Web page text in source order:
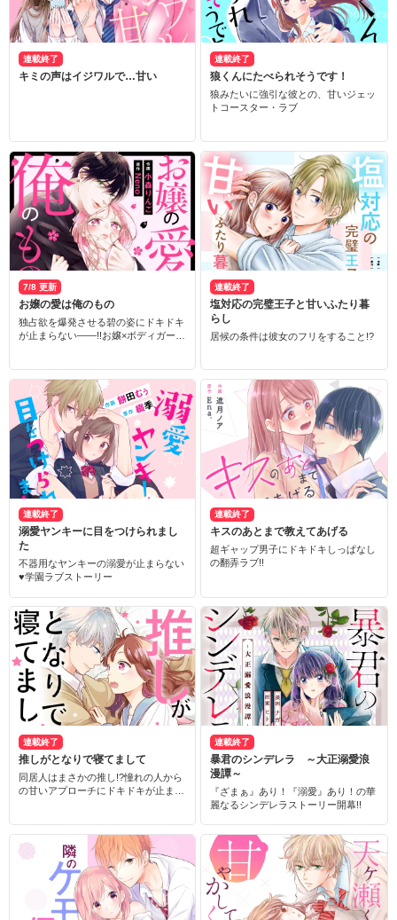
連載終了
キミの声はイジワルで…甘い
連載終了
狼くんにたべられそうです！
狼みたいに強引な彼との、甘いジェッ
トコースター・ラブ
7/8 更新
お嬢の愛は俺のもの
独占欲を爆発させる碧の姿にドキドキ
が止まらない――!!お嬢×ボディガード
連載終了
塩対応の完璧王子と甘いふたり暮
らし
居候の条件は彼女のフリをすること!?
連載終了
溺愛ヤンキーに目をつけられまし
た
不器用なヤンキーの溺愛が止まらない
♥学園ラブストーリー
連載終了
キスのあとまで教えてあげる
超ギャップ男子にドキドキしっぱなし
の翻弄ラブ!!
連載終了
推しがとなりで寝てまして
同居人はまさかの推し!?憧れの人から
の甘いアプローチにドキドキが止まら
連載終了
暴君のシンデレラ ～大正溺愛浪
漫譚～
『ざまぁ』あり！『溺愛』あり！の華
麗なるシンデレラストーリー開幕!!